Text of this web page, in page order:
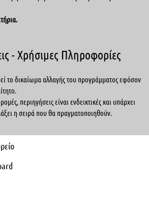
- Χρήσιμες Πληροφορίες
το δικαίωμα αλλαγής του προγράμματος εφόσον
περιηγήσεις είναι ενδεικτικές και υπάρχει
η σειρά που θα πραγματοποιηθούν.